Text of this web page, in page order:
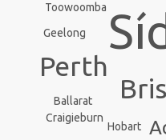
Perth
Geelong
Hobart
Toowoomba
Ballarat
Craigieburn